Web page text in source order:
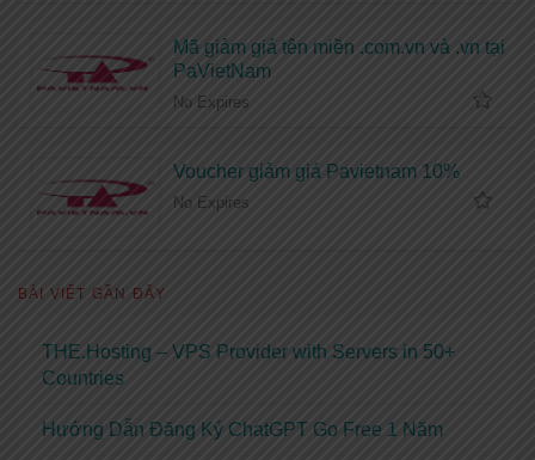
Mã giảm giá tên miền .com.vn và .vn tại
PaVietNam
No Expires
Voucher giảm giá Pavietnam 10%
No Expires
BÀI VIẾT GẦN ĐÂY
THE.Hosting – VPS Provider with Servers in 50+
Countries
Hướng Dẫn Đăng Ký ChatGPT Go Free 1 Năm